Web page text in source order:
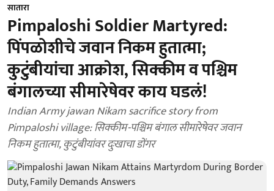
सातारा
Pimpaloshi Soldier Martyred:
पिंपळोशीचे जवान निकम हुतात्मा;
कुटुंबीयांचा आक्राेश, सिक्कीम व पश्चिम
बंगालच्या सीमारेषेवर काय घडलं!
Indian Army jawan Nikam sacrifice story from
Pimpaloshi village: सिक्कीम-पश्चिम बंगाल सीमारेषेवर जवान
निकम हुतात्मा, कुटुंबीयांवर दुःखाचा डोंगर